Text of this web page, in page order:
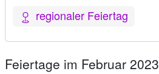
regionaler Feiertag
Feiertage im Februar 2023